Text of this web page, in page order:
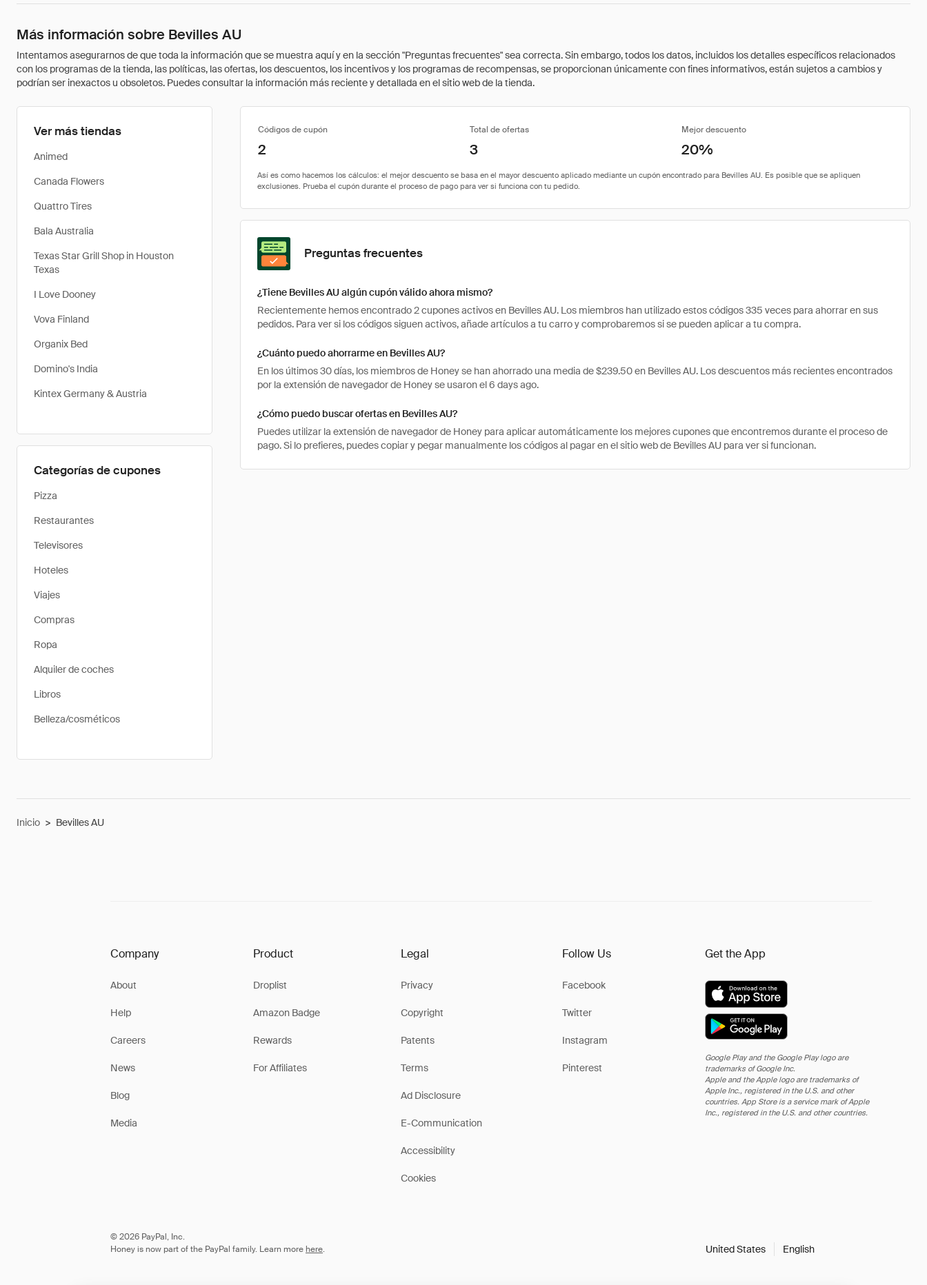
Más información sobre Bevilles AU
Intentamos asegurarnos de que toda la información que se muestra aquí y en la sección "Preguntas frecuentes" sea correcta. Sin embargo, todos los datos, incluidos los detalles específicos relacionados
con los programas de la tienda, las políticas, las ofertas, los descuentos, los incentivos y los programas de recompensas, se proporcionan únicamente con fines informativos, están sujetos a cambios y
podrían ser inexactos u obsoletos. Puedes consultar la información más reciente y detallada en el sitio web de la tienda.
Ver más tiendas
Animed
Canada Flowers
Quattro Tires
Bala Australia
Texas Star Grill Shop in Houston
Texas
I Love Dooney
Vova Finland
Organix Bed
Domino's India
Kintex Germany & Austria
Categorías de cupones
Pizza
Restaurantes
Televisores
Hoteles
Viajes
Compras
Ropa
Alquiler de coches
Libros
Belleza/cosméticos
Códigos de cupón Total de ofertas Mejor descuento
2 3 20%
Preguntas frecuentes
¿Tiene Bevilles AU algún cupón válido ahora mismo?
Recientemente hemos encontrado 2 cupones activos en Bevilles AU. Los miembros han utilizado estos códigos 335 veces para ahorrar en sus
pedidos. Para ver si los códigos siguen activos, añade artículos a tu carro y comprobaremos si se pueden aplicar a tu compra.
¿Cuánto puedo ahorrarme en Bevilles AU?
En los últimos 30 días, los miembros de Honey se han ahorrado una media de $239.50 en Bevilles AU. Los descuentos más recientes encontrados
por la extensión de navegador de Honey se usaron el 6 days ago.
¿Cómo puedo buscar ofertas en Bevilles AU?
Puedes utilizar la extensión de navegador de Honey para aplicar automáticamente los mejores cupones que encontremos durante el proceso de
pago. Si lo prefieres, puedes copiar y pegar manualmente los códigos al pagar en el sitio web de Bevilles AU para ver si funcionan.
Inicio > Bevilles AU
Company
About
Help
Careers
News
Blog
Media
Product
Droplist
Amazon Badge
Rewards
For Affiliates
Legal
Privacy
Copyright
Patents
Terms
Ad Disclosure
E-Communication
Accessibility
Cookies
Follow Us
Facebook
Twitter
Instagram
Pinterest
Get the App
Google Play and the Google Play logo are
trademarks of Google Inc.
Apple and the Apple logo are trademarks of
Apple Inc., registered in the U.S. and other
countries. App Store is a service mark of Apple
Inc., registered in the U.S. and other countries.
© 2026 PayPal, Inc.
Honey is now part of the PayPal family. Learn more here. United States English